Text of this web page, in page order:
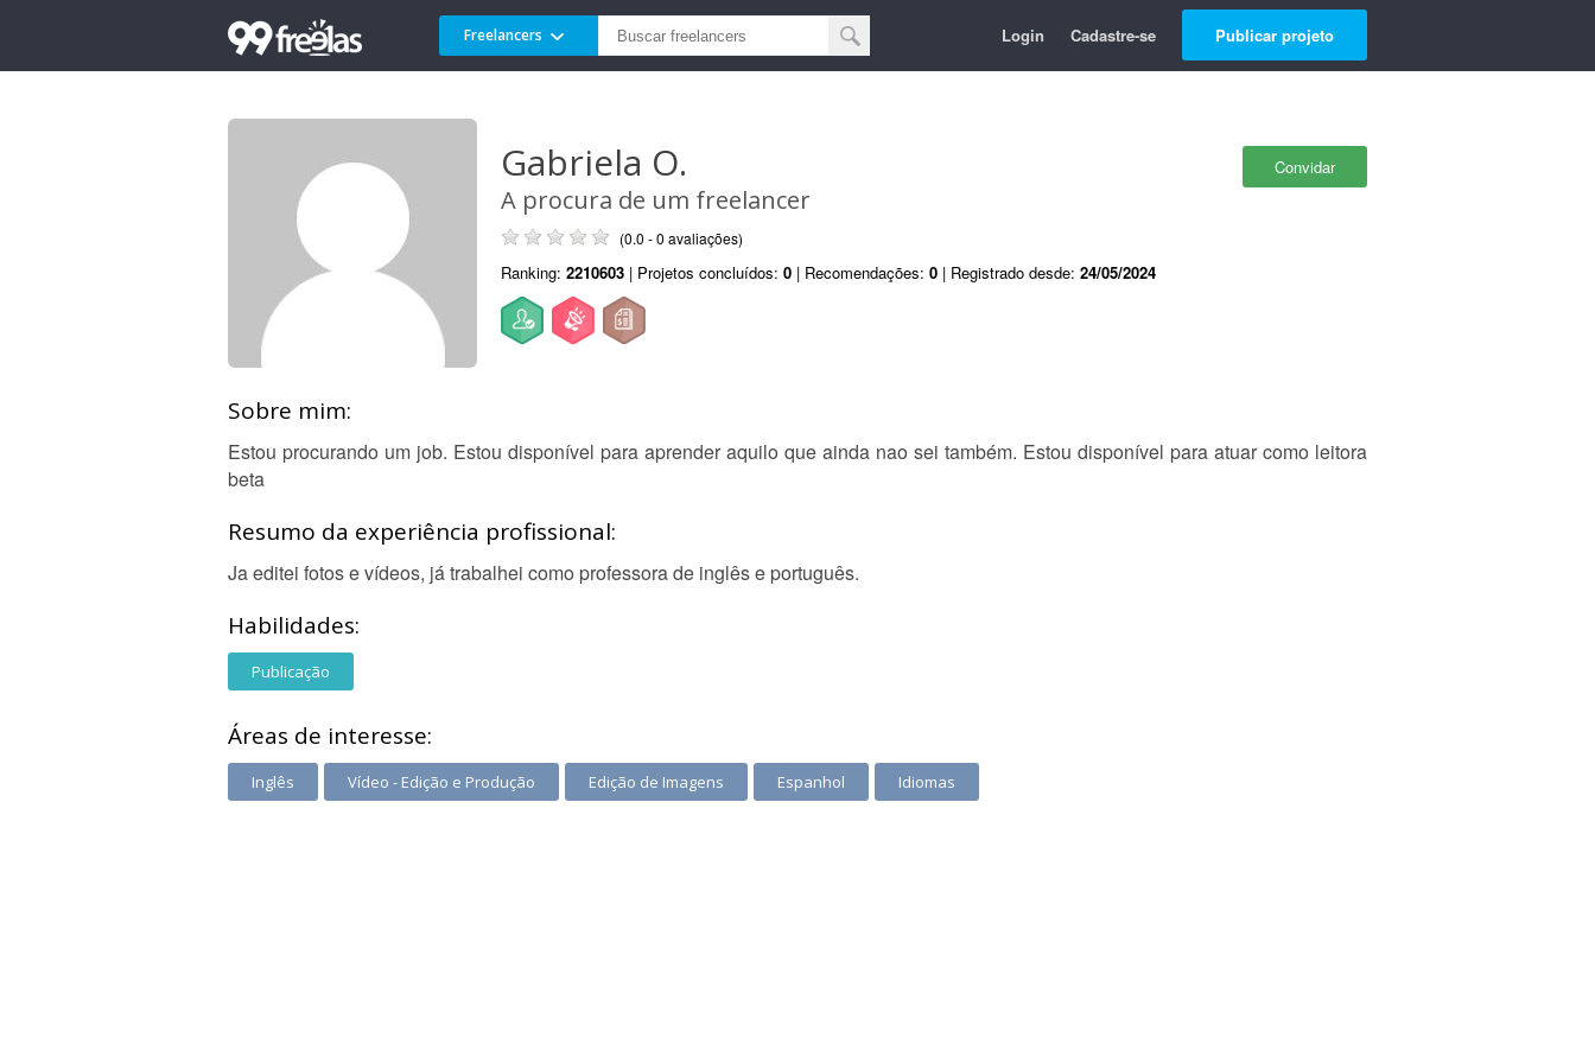
Freelancers Login Cadastre-se Publicar projeto
Convidar
Gabriela O.
A procura de um freelancer
(0.0 - 0 avaliações)
Ranking: 2210603 | Projetos concluídos: 0 | Recomendações: 0 | Registrado desde: 24/05/2024
Sobre mim:
Estou procurando um job. Estou disponível para aprender aquilo que ainda nao sei também. Estou disponível para atuar como leitora
beta
Resumo da experiência profissional:
Ja editei fotos e vídeos, já trabalhei como professora de inglês e português.
Habilidades:
Publicação
Áreas de interesse:
Inglês Vídeo - Edição e Produção Edição de Imagens Espanhol Idiomas